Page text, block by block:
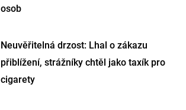
osob
Neuvěřitelná drzost: Lhal o zákazu
přiblížení, strážníky chtěl jako taxík pro
cigarety